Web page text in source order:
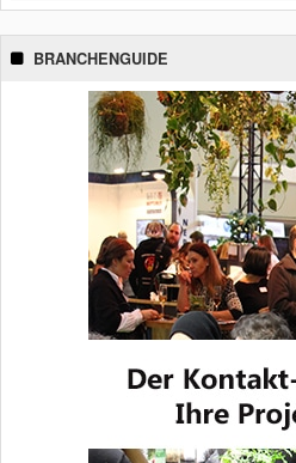
BRANCHENGUIDE